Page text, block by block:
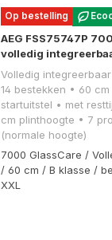
Op bestelling
AEG FSS75747P
volledig
Volledig integreerbaar • stil (≤ 43 dB) • ≥
14 bestekken • 60 cm breed • B • met
startuitstel • met resttijdsindicator • > 9
cm plinthoogte • 7 programma's • 81 cm
(normale hoogte)
7000 GlassCare /
/ 60 cm / B klasse /
XXL